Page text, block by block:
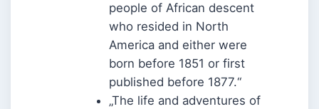
people of African descent
who resided in North
America and either were
born before 1851 or first
published before 1877.“
„The life and adventures of